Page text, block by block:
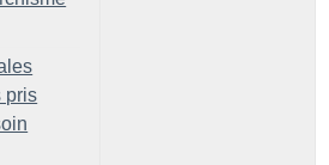
pris